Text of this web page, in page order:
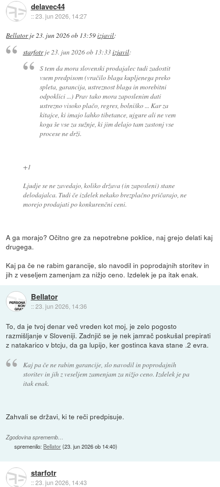
delavec44
::23. jun 2026, 14:27
Bellatorje23. jun 2026 ob 13:59izjavil:
starfotrje23. jun 2026 ob 13:33izjavil:
S tem da mora slovenski prodajalec tudi zadostit
vsem predpisom (vračilo blaga kupljenega preko
spleta, garancija, ustreznost blaga in morebitni
odpoklici ...) Prav tako mora zaposlenim dati
ustrezno visoko plačo, regres, bolniško ... Kar za
kitajce, ki imajo lahko tibetance, ujgure ali ne vem
koga še vse za sužnje, ki jim delajo tam zastonj vse
procese ne drži.
+1
Ljudje se ne zavedajo, koliko država (in zaposleni) stane
delodajalca. Tudi če izdelek nekako brezplačno pričarajo, ne
morejo prodajati po konkurenčni ceni.
A ga morajo? Očitno gre za nepotrebne poklice, naj grejo delati kaj
drugega.
Kaj pa če ne rabim garancije, slo navodil in poprodajnih storitev in
jih z veseljem zamenjam za nižjo ceno. Izdelek je pa itak enak.
Bellator
::23. jun 2026, 14:36
To, da je tvoj denar več vreden kot moj, je zelo pogosto
razmišljanje v Sloveniji. Zadnjič se je nek jamrač poskušal prepirati
z natakarico v btcju, da ga lupijo, ker gostinca kava stane .2 evra.
Kaj pa če ne rabim garancije, slo navodil in poprodajnih
storitev in jih z veseljem zamenjam za nižjo ceno. Izdelek je pa
itak enak.
Zahvali se državi, ki te reči predpisuje.
Zgodovina sprememb…
spremenilo: Bellator(23. jun 2026 ob 14:40)
starfotr
::23. jun 2026, 14:43